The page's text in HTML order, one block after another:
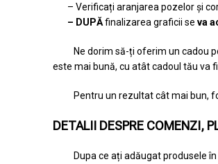
– Verificați aranjarea pozelor și
– DUPĂfinalizarea graficii se va
Ne dorim să-ți oferim un cadou
este mai bună, cu atât cadoul tău va
Pentru un rezultat cât mai bun,
DETALII DESPRE COMENZI,
Dupa ce ați adăugat produsele